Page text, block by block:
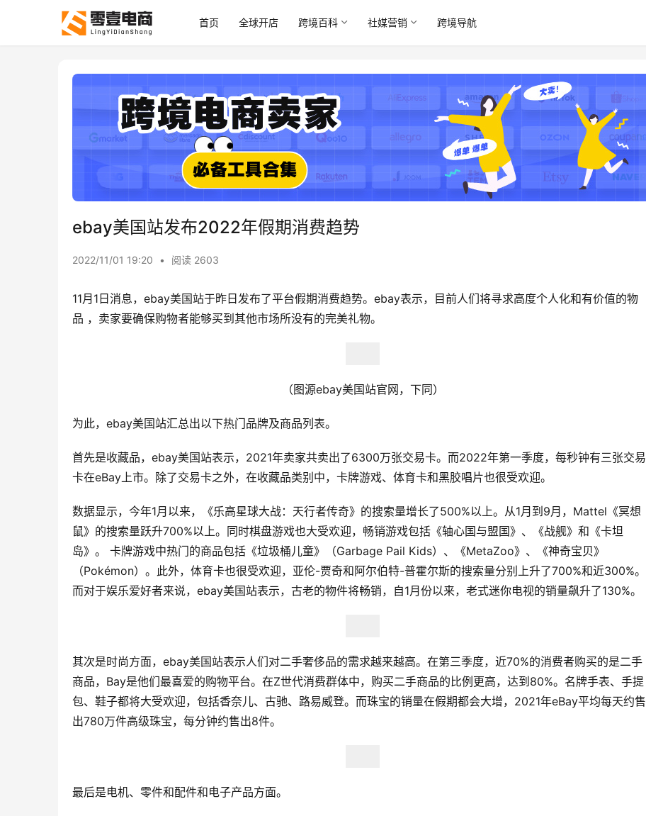
首页 全球开店 跨境百科 社媒营销 跨境导航
ebay美国站发布2022年假期消费趋势
2022/11/01 19:20 • 阅读 2603
11月1日消息，ebay美国站于昨日发布了平台假期消费趋势。ebay表示，目前人们将寻求高度个人化和有价值的物
品 ，卖家要确保购物者能够买到其他市场所没有的完美礼物。
（图源ebay美国站官网，下同）
为此，ebay美国站汇总出以下热门品牌及商品列表。
首先是收藏品，ebay美国站表示，2021年卖家共卖出了6300万张交易卡。而2022年第一季度，每秒钟有三张交易
卡在eBay上市。除了交易卡之外，在收藏品类别中，卡牌游戏、体育卡和黑胶唱片也很受欢迎。
数据显示，今年1月以来，《乐高星球大战：天行者传奇》的搜索量增长了500%以上。从1月到9月，Mattel《冥想
鼠》的搜索量跃升700%以上。同时棋盘游戏也大受欢迎，畅销游戏包括《轴心国与盟国》、《战舰》和《卡坦
岛》。 卡牌游戏中热门的商品包括《垃圾桶儿童》（Garbage Pail Kids）、《MetaZoo》、《神奇宝贝》
（Pokémon）。此外，体育卡也很受欢迎，亚伦-贾奇和阿尔伯特-普霍尔斯的搜索量分别上升了700%和近300%。
而对于娱乐爱好者来说，ebay美国站表示，古老的物件将畅销，自1月份以来，老式迷你电视的销量飙升了130%。
其次是时尚方面，ebay美国站表示人们对二手奢侈品的需求越来越高。在第三季度，近70%的消费者购买的是二手
商品，Bay是他们最喜爱的购物平台。在Z世代消费群体中，购买二手商品的比例更高，达到80%。名牌手表、手提
包、鞋子都将大受欢迎，包括香奈儿、古驰、路易威登。而珠宝的销量在假期都会大增，2021年eBay平均每天约售
出780万件高级珠宝，每分钟约售出8件。
最后是电机、零件和配件和电子产品方面。